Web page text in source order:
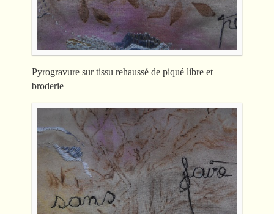
Pyrogravure sur tissu rehaussé de piqué libre et
broderie